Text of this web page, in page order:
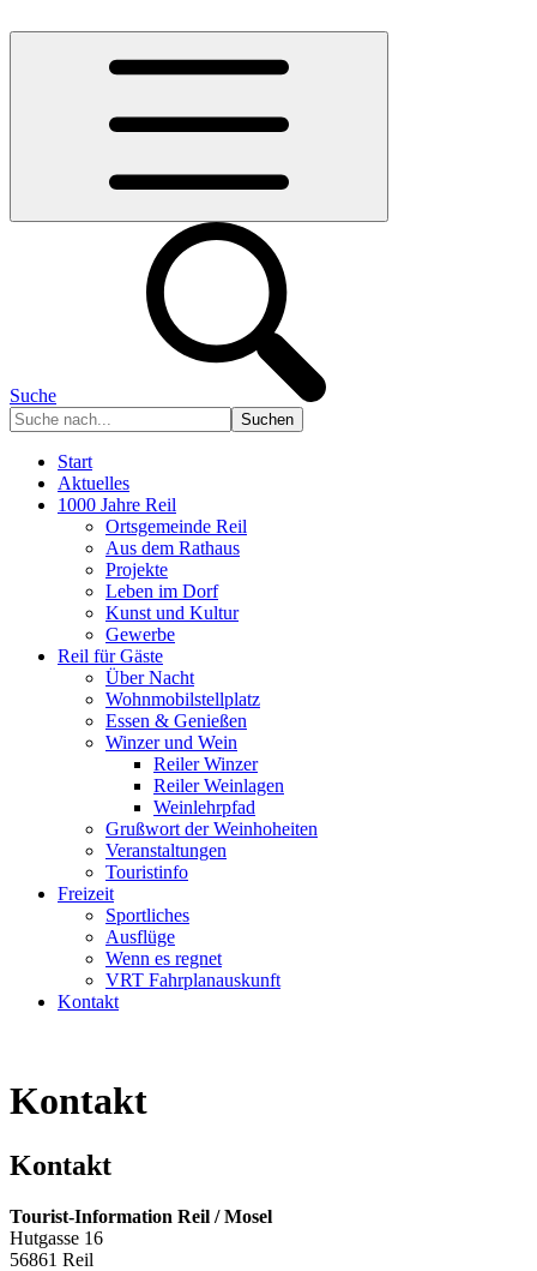
Suche
Start
Aktuelles
1000 Jahre Reil
Ortsgemeinde Reil
Aus dem Rathaus
Projekte
Leben im Dorf
Kunst und Kultur
Gewerbe
Reil für Gäste
Über Nacht
Wohnmobilstellplatz
Essen & Genießen
Winzer und Wein
Reiler Winzer
Reiler Weinlagen
Weinlehrpfad
Grußwort der Weinhoheiten
Veranstaltungen
Touristinfo
Freizeit
Sportliches
Ausflüge
Wenn es regnet
VRT Fahrplanauskunft
Kontakt
Kontakt
Kontakt
Tourist-Information Reil / Mosel
Hutgasse 16
56861 Reil